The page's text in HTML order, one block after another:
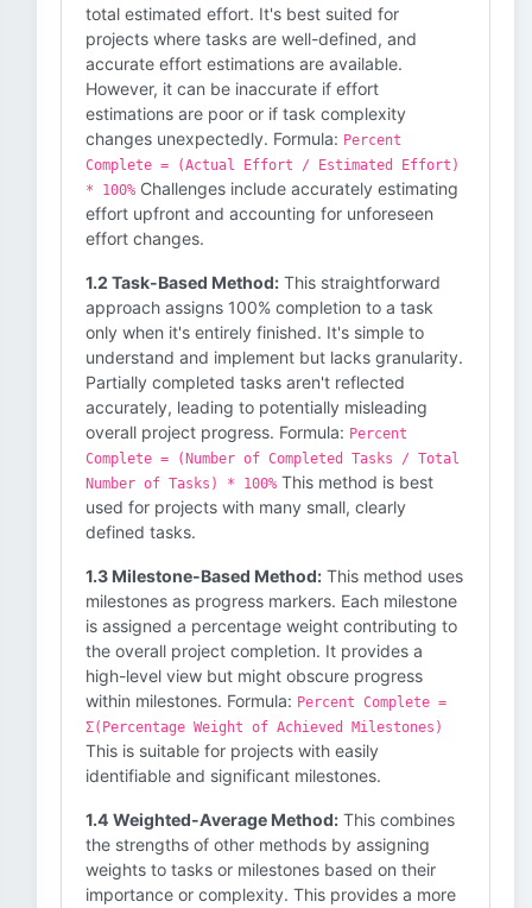
total estimated effort. It's best suited for
projects where tasks are well-defined, and
accurate effort estimations are available.
However, it can be inaccurate if effort
estimations are poor or if task complexity
changes unexpectedly. Formula: Percent
Complete = (Actual Effort / Estimated Effort)
* 100% Challenges include accurately estimating
effort upfront and accounting for unforeseen
effort changes.
1.2 Task-Based Method: This straightforward
approach assigns 100% completion to a task
only when it's entirely finished. It's simple to
understand and implement but lacks granularity.
Partially completed tasks aren't reflected
accurately, leading to potentially misleading
overall project progress. Formula: Percent
Complete = (Number of Completed Tasks / Total
Number of Tasks) * 100% This method is best
used for projects with many small, clearly
defined tasks.
1.3 Milestone-Based Method: This method uses
milestones as progress markers. Each milestone
is assigned a percentage weight contributing to
the overall project completion. It provides a
high-level view but might obscure progress
within milestones. Formula: Percent Complete =
Σ(Percentage Weight of Achieved Milestones)
This is suitable for projects with easily
identifiable and significant milestones.
1.4 Weighted-Average Method: This combines
the strengths of other methods by assigning
weights to tasks or milestones based on their
importance or complexity. This provides a more